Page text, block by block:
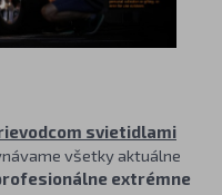
svietidlami
všetky aktuálne
extrémne